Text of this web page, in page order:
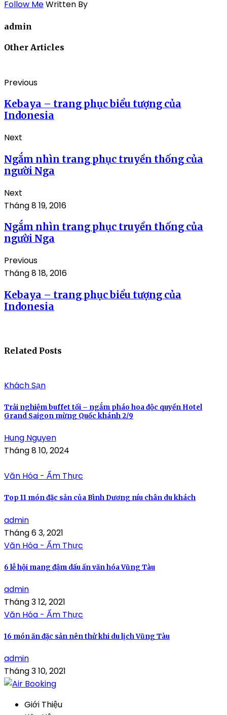
Follow MeWritten By
admin
Other Articles
Previous
Kebaya – trang phục biểu tượng của
Indonesia
Next
Ngắm nhìn trang phục truyền thống của
người Nga
Next
Tháng 8 19, 2016
Ngắm nhìn trang phục truyền thống của
người Nga
Previous
Tháng 8 18, 2016
Kebaya – trang phục biểu tượng của
Indonesia
Related Posts
Khách Sạn
Trải nghiệm buffet tối – ngắm pháo hoa độc quyền Hotel
Grand Saigon mừng Quốc khánh 2/9
Hung Nguyen
Tháng 8 10, 2024
Văn Hóa - Ẩm Thực
Top 11 món đặc sản của Bình Dương níu chân du khách
admin
Tháng 6 3, 2021
Văn Hóa - Ẩm Thực
6 lễ hội mang đậm dấu ấn văn hóa Vũng Tàu
admin
Tháng 3 12, 2021
Văn Hóa - Ẩm Thực
16 món ăn đặc sản nên thử khi du lịch Vũng Tàu
admin
Tháng 3 10, 2021
Giới Thiệu